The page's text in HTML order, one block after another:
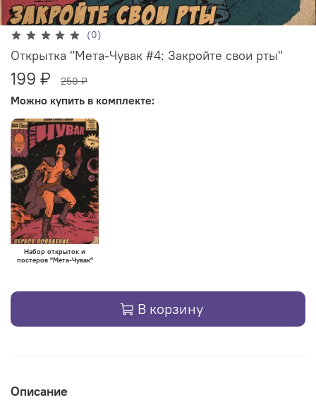
(0)
Открытка "Мета-Чувак #4: Закройте свои рты"
199 ₽ 250 ₽
Можно купить в комплекте:
Набор открыток и
постеров "Мета-Чувак"
В корзину
Описание